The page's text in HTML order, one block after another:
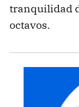
tranquilidad
octavos.